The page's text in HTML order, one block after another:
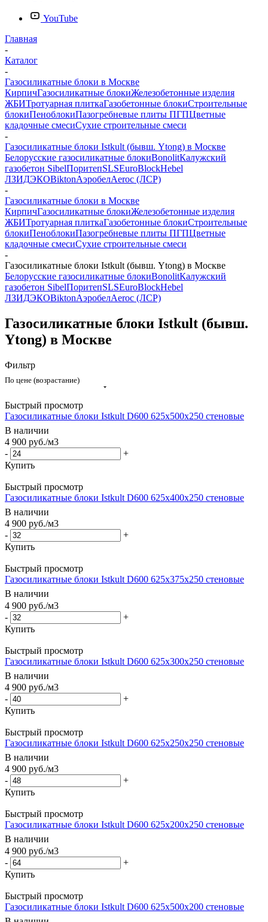
YouTube
Главная
-
Каталог
-
Газосиликатные блоки в Москве
КирпичГазосиликатные блокиЖелезобетонные изделия
ЖБИТротуарная плиткаГазобетонные блокиСтроительные
блокиПеноблокиПазогребневые плиты ПГПЦветные
кладочные смесиСухие строительные смеси
-
Газосиликатные блоки Istkult (бывш. Ytong) в Москве
Белорусские газосиликатные блокиBonolitКалужский
газобетон SibelПоритепSLSEuroBlockHebel
ЛЗИДЭКОBiktonАэробелAeroc (ЛСР)
-
Газосиликатные блоки в Москве
КирпичГазосиликатные блокиЖелезобетонные изделия
ЖБИТротуарная плиткаГазобетонные блокиСтроительные
блокиПеноблокиПазогребневые плиты ПГПЦветные
кладочные смесиСухие строительные смеси
-
Газосиликатные блоки Istkult (бывш. Ytong) в Москве
Белорусские газосиликатные блокиBonolitКалужский
газобетон SibelПоритепSLSEuroBlockHebel
ЛЗИДЭКОBiktonАэробелAeroc (ЛСР)
Газосиликатные блоки Istkult (бывш.
Ytong) в Москве
Фильтр
По цене (возрастание)
Быстрый просмотр
Газосиликатные блоки Istkult D600 625х500х250 стеновые
В наличии
4 900 руб./м3
-
+
Купить
Быстрый просмотр
Газосиликатные блоки Istkult D600 625х400х250 стеновые
В наличии
4 900 руб./м3
-
+
Купить
Быстрый просмотр
Газосиликатные блоки Istkult D600 625х375х250 стеновые
В наличии
4 900 руб./м3
-
+
Купить
Быстрый просмотр
Газосиликатные блоки Istkult D600 625х300х250 стеновые
В наличии
4 900 руб./м3
-
+
Купить
Быстрый просмотр
Газосиликатные блоки Istkult D600 625х250х250 стеновые
В наличии
4 900 руб./м3
-
+
Купить
Быстрый просмотр
Газосиликатные блоки Istkult D600 625х200х250 стеновые
В наличии
4 900 руб./м3
-
+
Купить
Быстрый просмотр
Газосиликатные блоки Istkult D600 625х500х200 стеновые